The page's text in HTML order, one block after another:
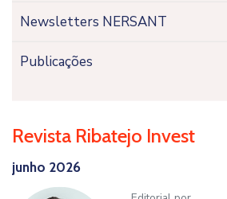
Newsletters NERSANT
Publicações
Revista Ribatejo Invest
junho 2026